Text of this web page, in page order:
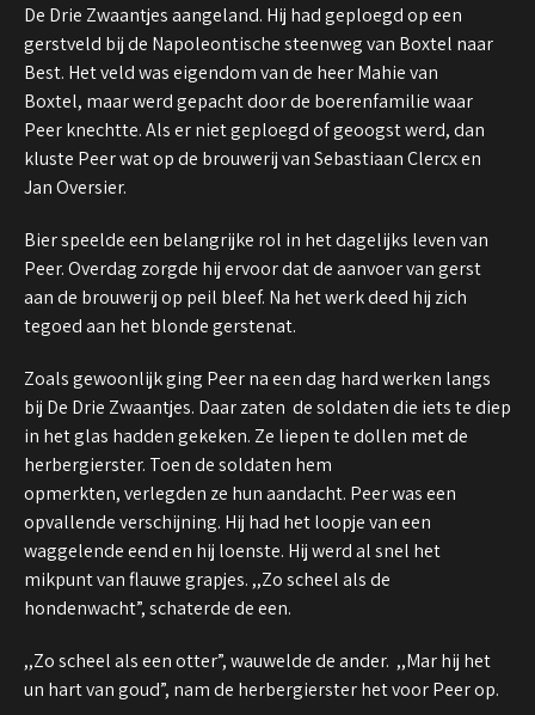
De Drie Zwaantjes aangeland. Hij had geploegd op een
gerstveld bij de Napoleontische steenweg van Boxtel naar
Best. Het veld was eigendom van de heer Mahie van
Boxtel, maar werd gepacht door de boerenfamilie waar
Peer knechtte. Als er niet geploegd of geoogst werd, dan
kluste Peer wat op de brouwerij van Sebastiaan Clercx en
Jan Oversier.
Bier speelde een belangrijke rol in het dagelijks leven van
Peer. Overdag zorgde hij ervoor dat de aanvoer van gerst
aan de brouwerij op peil bleef. Na het werk deed hij zich
tegoed aan het blonde gerstenat.
Zoals gewoonlijk ging Peer na een dag hard werken langs
bij De Drie Zwaantjes. Daar zaten de soldaten die iets te diep
in het glas hadden gekeken. Ze liepen te dollen met de
herbergierster. Toen de soldaten hem
opmerkten, verlegden ze hun aandacht. Peer was een
opvallende verschijning. Hij had het loopje van een
waggelende eend en hij loenste. Hij werd al snel het
mikpunt van flauwe grapjes. ,,Zo scheel als de
hondenwacht”, schaterde de een.
,,Zo scheel als een otter”, wauwelde de ander. ,,Mar hij het
un hart van goud”, nam de herbergierster het voor Peer op.